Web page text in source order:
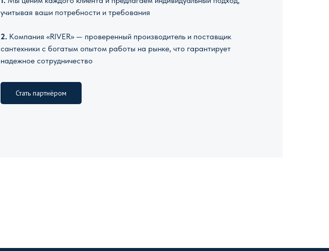
учитывая ваши потребности и требования
2. Компания «RIVER» — проверенный производитель и поставщик
сантехники с богатым опытом работы на рынке, что гарантирует
надежное сотрудничество
Стать партнёром